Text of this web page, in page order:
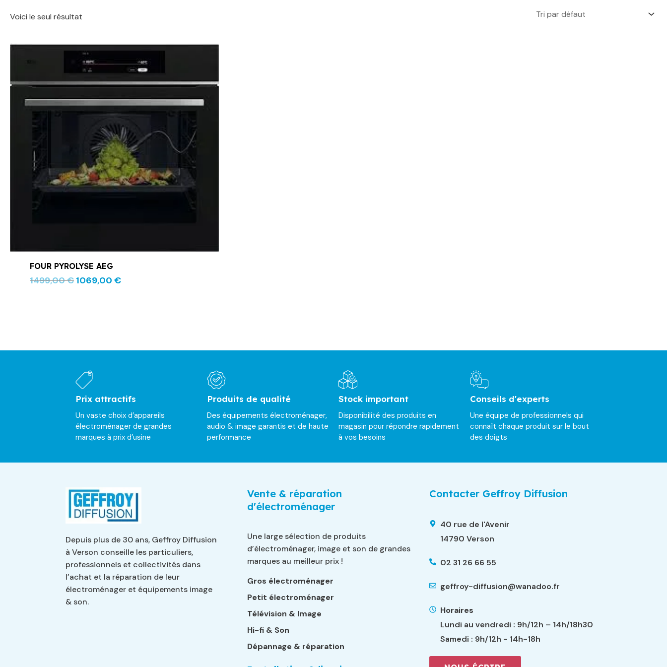
Voici le seul résultat
FOUR PYROLYSE AEG
1499,00€
Le
prix
initial
était :
1069,00 €
Le
actuel
est :
Prix attractifs
Un vaste choix d’appareils
électroménager de grandes
marques à prix d’usine
Produits de qualité
Des équipements électroménager,
audio & image garantis et de haute
performance
Stock important
Disponibilité des produits en
magasin pour répondre rapidement
à vos besoins
Conseils d'experts
Une équipe de professionnels qui
connaît chaque produit sur le bout
des doigts
Depuis plus de 30 ans, Geffroy Diffusion
à Verson conseille les particuliers,
professionnels et collectivités dans
l’achat et la réparation de leur
électroménager et équipements image
& son.
Vente & réparation
d'électroménager
Une large sélection de produits
d’électroménager, image et son de grandes
marques au meilleur prix !
Gros électroménager
Petit électroménager
Télévision & Image
Hi-fi & Son
Dépannage & réparation
Contacter Geffroy Diffusion
40 rue de l'Avenir
14790 Verson
02 31 26 66 55
geffroy-diffusion@wanadoo.fr
Horaires
Lundi au vendredi : 9h/12h – 14h/18h30
Samedi : 9h/12h - 14h-18h